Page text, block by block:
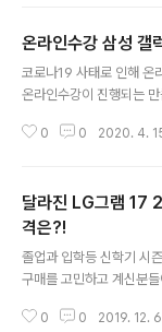
고 있는 가수 헨리의 등장
지만 의외의 엉뚱한 면도
질문을 하지 않을까 하는
함께 자리하여 헨리가 LG
온라인수강 삼성 갤
코로나19 사태로 인해 온
온라인수강이 진행되는
지인분들도 온라인수업부
경과 역할을 감안해 디자
품을 찾기란 쉽지 않은데
놀라운 성능은 기본 디자
한 모습을 하고 있어 학생
좋은 제품이 아닐까 싶습
갤럭시북 이온은 빛나는
0 0 2020. 4.
달라진 LG그램 17
격은?!
졸업과 입학등 신학기 시
구매를 고민하고 계신분
17 2020 노트북에 대한
0 0 2019. 12.